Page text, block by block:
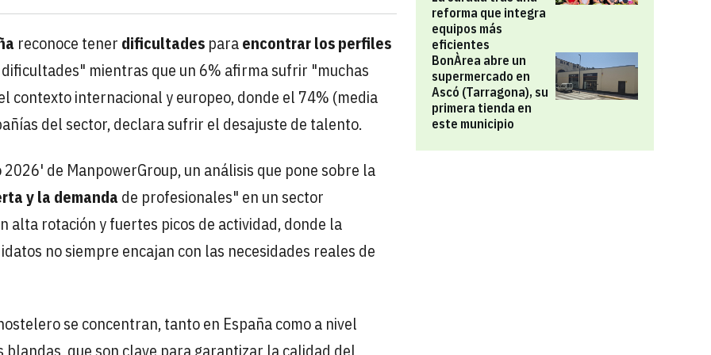
reforma que integra
equipos más
eficientes
BonÀrea abre un
supermercado en
Ascó (Tarragona), su
primera tienda en
este municipio
reconoce tener dificultades paraencontrar los perfiles
mientras que un 6% afirma sufrir "muchas
contexto internacional y europeo, donde el 74% (media
del sector, declara sufrir el desajuste de talento.
de ManpowerGroup, un análisis que pone sobre la
y la demanda de profesionales" en un sector
alta rotación y fuertes picos de actividad, donde la
no siempre encajan con las necesidades reales de
se concentran, tanto en España como a nivel